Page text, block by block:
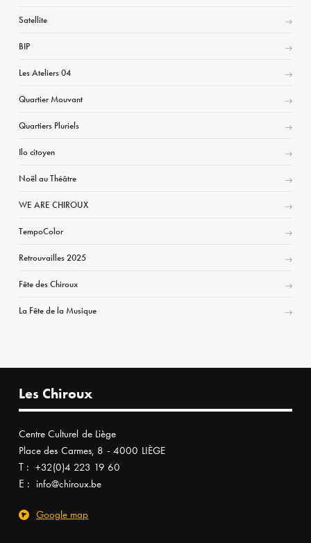
Satellite
BIP
Les Ateliers 04
Quartier Mouvant
Quartiers Pluriels
Ilo citoyen
Noël au Théâtre
WE ARE CHIROUX
TempoColor
Retrouvailles 2025
Fête des Chiroux
La Fête de la Musique
Les Chiroux
Centre Culturel de Liège
Place des Carmes, 8 - 4000 LIÈGE
T : +32(0)4 223 19 60
E : info@chiroux.be
Google map